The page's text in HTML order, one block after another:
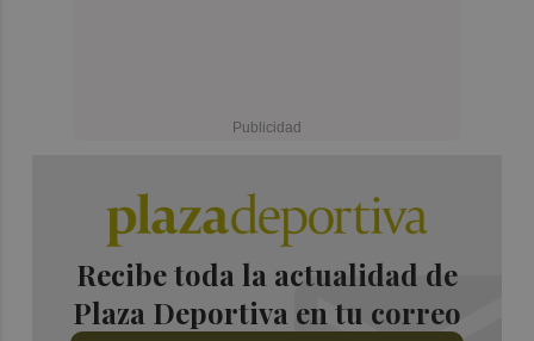
Recibe toda la actualidad de
Plaza Deportiva en tu correo